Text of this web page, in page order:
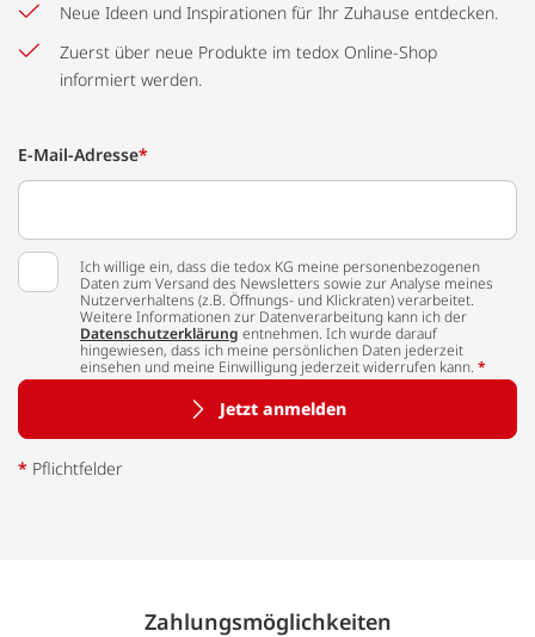
Neue Ideen und Inspirationen für Ihr Zuhause entdecken.
Zuerst über neue Produkte im tedox Online-Shop
informiert werden.
E-Mail-Adresse*
Ich willige ein, dass die tedox KG meine personenbezogenen
Daten zum Versand des Newsletters sowie zur Analyse meines
Nutzerverhaltens (z.B. Öffnungs- und Klickraten) verarbeitet.
Weitere Informationen zur Datenverarbeitung kann ich der
Datenschutzerklärung entnehmen. Ich wurde darauf
hingewiesen, dass ich meine persönlichen Daten jederzeit
einsehen und meine Einwilligung jederzeit widerrufen kann. *
Jetzt anmelden
* Pflichtfelder
Zahlungs­möglich­keiten